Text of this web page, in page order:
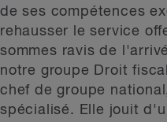
de ses compétences
rehausser le service
sommes ravis de
notre groupe Droit
chef de groupe
spécialisé. Elle jouit